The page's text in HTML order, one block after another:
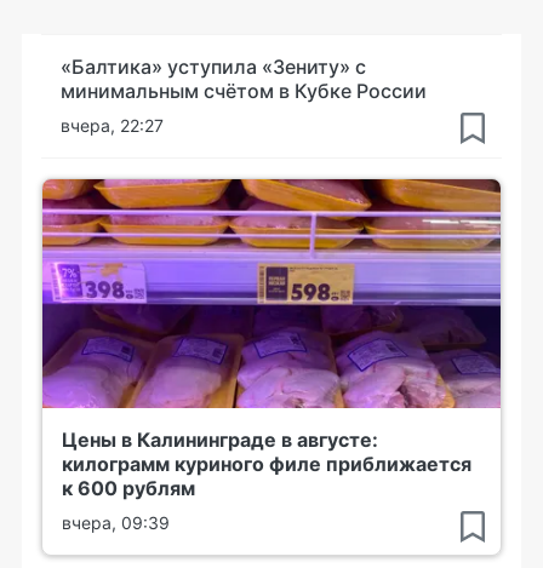
«Балтика» уступила «Зениту» с
минимальным счётом в Кубке России
вчера, 22:27
Цены в Калининграде в августе:
килограмм куриного филе приближается
к 600 рублям
вчера, 09:39